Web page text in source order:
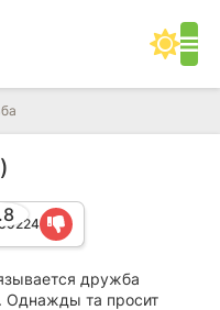
дружба
Однажды та просит